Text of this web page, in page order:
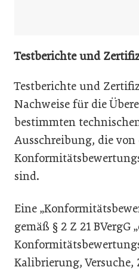
Testberichte und
Testberichte und
Nachweise für die
bestimmten
Ausschreibung, die von
sind.
Eine
gemäß § 2 Z 21 BVergG
Kalibrierung,